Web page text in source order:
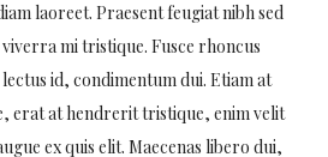
laoreet. Praesent feugiat nibh sed
mi tristique. Fusce rhoncus
id, condimentum dui. Etiam at
erat at hendrerit tristique, enim velit
ex quis elit. Maecenas libero dui,